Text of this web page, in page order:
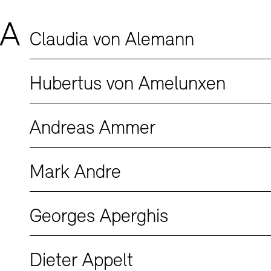
Buchläden
Vermittlungsprogramm
Preise,
JUNGE
schau
Vermietung
Museen
Mitglieder
A Claudia von Alemann
Hubertus von Amelunxen
Andreas Ammer
Mark Andre
Georges Aperghis
Dieter Appelt